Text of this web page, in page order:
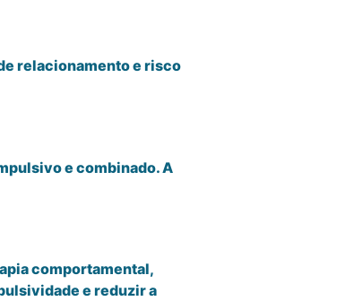
relacionamento e risco
e combinado. A
comportamental,
e reduzir a